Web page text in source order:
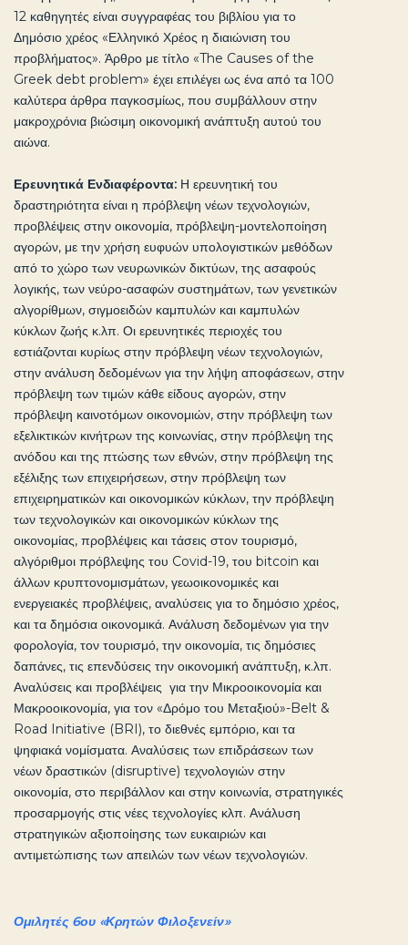
12 καθηγητές είναι συγγραφέας του βιβλίου για το
Δημόσιο χρέος «Ελληνικό Χρέος η διαιώνιση του
προβλήματος». Άρθρο με τίτλο «The Causes of the
Greek debt problem» έχει επιλέγει ως ένα από τα 100
καλύτερα άρθρα παγκοσμίως, που συμβάλλουν στην
μακροχρόνια βιώσιμη οικονομική ανάπτυξη αυτού του
αιώνα.
Ερευνητικά Ενδιαφέροντα: Η ερευνητική του
δραστηριότητα είναι η πρόβλεψη νέων τεχνολογιών,
προβλέψεις στην οικονομία, πρόβλεψη-μοντελοποίηση
αγορών, με την χρήση ευφυών υπολογιστικών μεθόδων
από το χώρο των νευρωνικών δικτύων, της ασαφούς
λογικής, των νεύρο-ασαφών συστημάτων, των γενετικών
αλγορίθμων, σιγμοειδών καμπυλών και καμπυλών
κύκλων ζωής κ.λπ. Οι ερευνητικές περιοχές του
εστιάζονται κυρίως στην πρόβλεψη νέων τεχνολογιών,
στην ανάλυση δεδομένων για την λήψη αποφάσεων, στην
πρόβλεψη των τιμών κάθε είδους αγορών, στην
πρόβλεψη καινοτόμων οικονομιών, στην πρόβλεψη των
εξελικτικών κινήτρων της κοινωνίας, στην πρόβλεψη της
ανόδου και της πτώσης των εθνών, στην πρόβλεψη της
εξέλιξης των επιχειρήσεων, στην πρόβλεψη των
επιχειρηματικών και οικονομικών κύκλων, την πρόβλεψη
των τεχνολογικών και οικονομικών κύκλων της
οικονομίας, προβλέψεις και τάσεις στον τουρισμό,
αλγόριθμοι πρόβλεψης του Covid-19, του bitcoin και
άλλων κρυπτονομισμάτων, γεωοικονομικές και
ενεργειακές προβλέψεις, αναλύσεις για το δημόσιο χρέος,
και τα δημόσια οικονομικά. Ανάλυση δεδομένων για την
φορολογία, τον τουρισμό, την οικονομία, τις δημόσιες
δαπάνες, τις επενδύσεις την οικονομική ανάπτυξη, κ.λπ.
Αναλύσεις και προβλέψεις για την Μικροοικονομία και
Μακροοικονομία, για τον «Δρόμο του Μεταξιού»-Belt &
Road Initiative (BRI), το διεθνές εμπόριο, και τα
ψηφιακά νομίσματα. Αναλύσεις των επιδράσεων των
νέων δραστικών (disruptive) τεχνολογιών στην
οικονομία, στο περιβάλλον και στην κοινωνία, στρατηγικές
προσαρμογής στις νέες τεχνολογίες κλπ. Ανάλυση
στρατηγικών αξιοποίησης των ευκαιριών και
αντιμετώπισης των απειλών των νέων τεχνολογιών.
Ομιλητές 6ου «Κρητών Φιλοξενείν»